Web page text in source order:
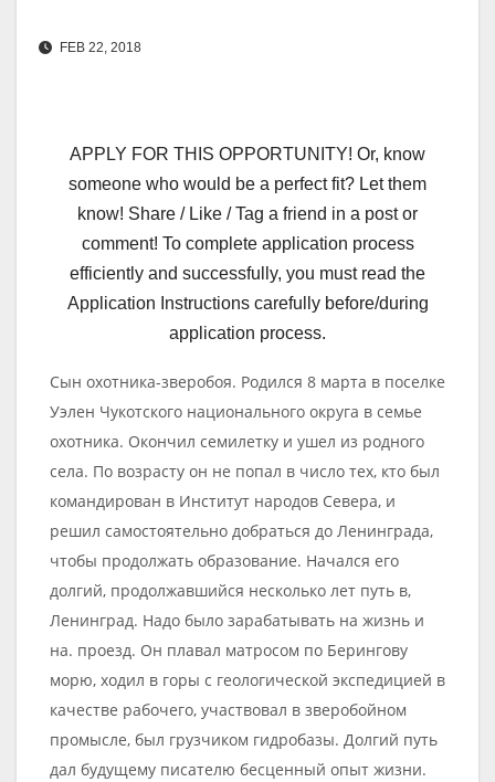
FEB 22, 2018
APPLY FOR THIS OPPORTUNITY! Or, know
someone who would be a perfect fit? Let them
know! Share / Like / Tag a friend in a post or
comment! To complete application process
efficiently and successfully, you must read the
Application Instructions carefully before/during
application process.
Сын охотника-зверобоя. Родился 8 марта в поселке
Уэлен Чукотского национального округа в семье
охотника. Окончил семилетку и ушел из родного
села. По возрасту он не попал в число тех, кто был
командирован в Институт народов Севера, и
решил самостоятельно добраться до Ленинграда,
чтобы продолжать образование. Начался его
долгий, продолжавшийся несколько лет путь в,
Ленинград. Надо было зарабатывать на жизнь и
на. проезд. Он плавал матросом по Берингову
морю, ходил в горы с геологической экспедицией в
качестве рабочего, участвовал в зверобойном
промысле, был грузчиком гидробазы. Долгий путь
дал будущему писателю бесценный опыт жизни.